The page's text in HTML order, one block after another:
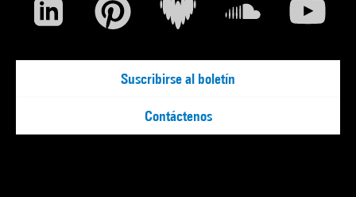
Suscribirse al boletín
Contáctenos